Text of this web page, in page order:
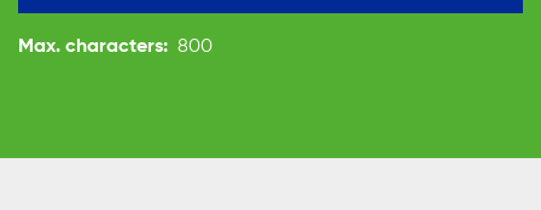
Max. characters: 800